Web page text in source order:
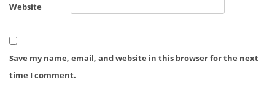
Website
Save my name, email, and website in this browser for the next
time I comment.